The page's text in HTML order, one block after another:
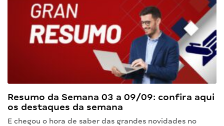
Resumo da Semana 03 a 09/09: confira aqui
os destaques da semana
E chegou o hora de saber das grandes novidades no